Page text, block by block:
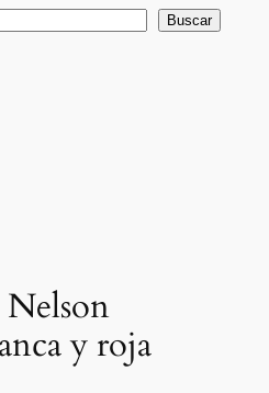
Buscar
Nelson
y roja